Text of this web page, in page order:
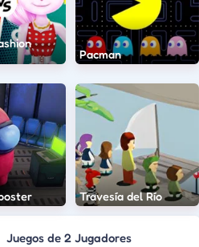
Pacman
Travesía del Río
Juegos de 2 Jugadores